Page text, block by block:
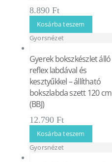
8.890 Ft
Kosárba teszem
Gyorsnézet
Gyerek bokszkészlet álló
reflex labdával és
kesztyűkkel – állítható
bokszlabda szett 120 cm
(BBJ)
12.790 Ft
Kosárba teszem
Gyorsnézet